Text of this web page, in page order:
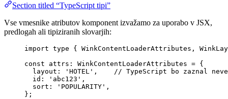
Section titled “TypeScript tipi”
Vse vmesnike atributov komponent izvažamo za uporabo v JSX,
predlogah ali tipiziranih slovarjih:
import type { WinkContentLoaderAttributes,
const attrs : WinkContentLoaderAttributes = {
layout:
' HOTEL ' ,
// TypeScript bo zaznal
id:
' abc123 ' ,
sort:
' POPULARITY ' ,
} ;